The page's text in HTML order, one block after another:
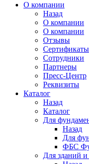
О компании
Назад
О компании
О компании
Отзывы
Сертификаты
Сотрудники
Партнеры
Пресс-Центр
Реквизиты
Каталог
Назад
Каталог
Для
Назад
Для
ФБС
Для зданий